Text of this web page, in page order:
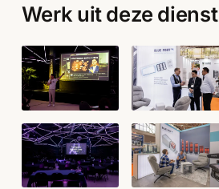
Werk uit deze dienst